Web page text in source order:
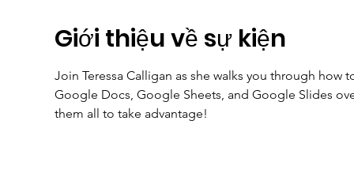
Giới thiệu về sự kiện
Join Teressa Calligan as she walks you through
Google Docs, Google Sheets, and Google Slides
them all to take advantage!